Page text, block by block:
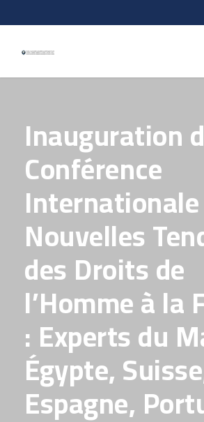
Inauguration
Conférence
Nouvelles
des Droits de
l’Homme à la
: Experts du
Égypte,
Espagne,